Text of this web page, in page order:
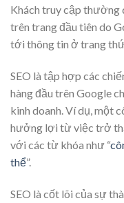
Khách truy cập thường
trên trang đầu tiên do
tới thông tin ở trang
SEO là tập hợp các
hàng đầu trên Google
kinh doanh. Ví dụ, một
hưởng lợi từ việc trở
với các từ khóa như “
thể”.
SEO là cốt lõi của sự